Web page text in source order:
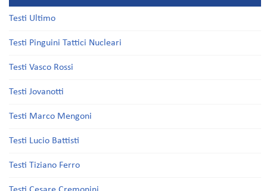
Testi Ultimo
Testi Pinguini Tattici Nucleari
Testi Vasco Rossi
Testi Jovanotti
Testi Marco Mengoni
Testi Lucio Battisti
Testi Tiziano Ferro